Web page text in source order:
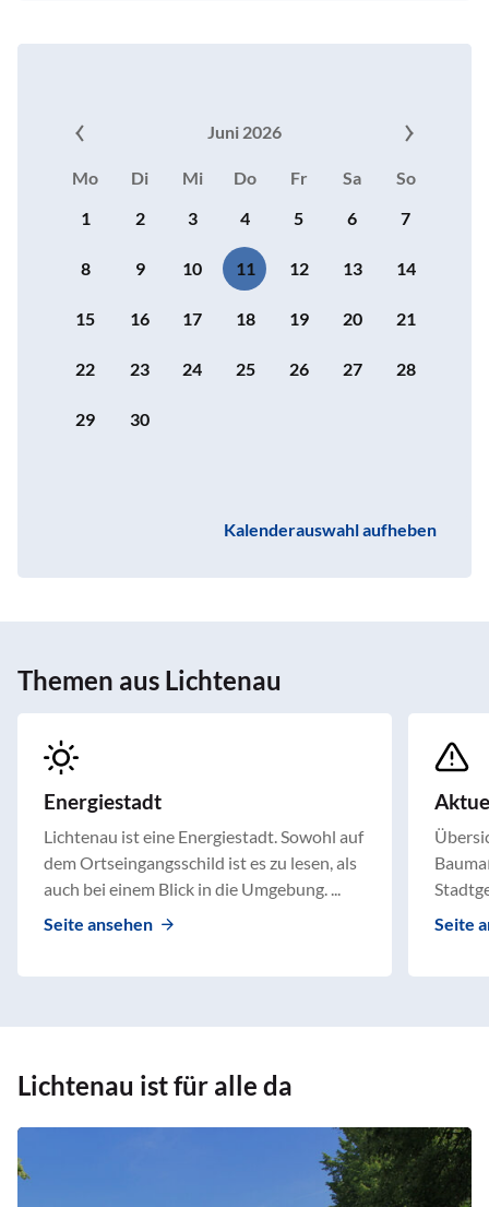
Juni 2026
Mo Di Mi Do Fr Sa
So
1
2 3 4 5 6 7
8 9 10 11 12 13 14
15 16 17 18 19 20 21
22 23 24 25 26 27 28
29 30
Kalenderauswahl aufheben
Themen aus Lichtenau
Energiestadt
Lichtenau ist eine Energiestadt. Sowohl auf
dem Ortseingangsschild ist es zu lesen, als
auch bei einem Blick in die Umgebung. ...
Seite ansehen
Seite
Lichtenau ist für alle da